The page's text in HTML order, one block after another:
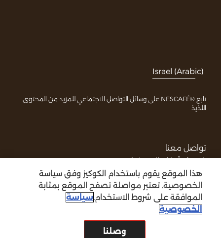
Israel (Arabic)
تابع ®NESCAFÉ على وسائل التواصل الاجتماعي للمزيد من المحتوى
اللذيذ
تواصل معنا
شروط وأحكام الاستخدام
سياسة الخصوصية
حقوق النشر
خريطة الموقع
تصريح الإتاحة
هذا الموقع يقوم باستخدام الكوكيز وفق سياسة
الخصوصية. تعتبر مواصلة تصفح الموقع بمثابة
الموافقة على شروط الاستخدام.سياسة
الخصوصية
وصلنا